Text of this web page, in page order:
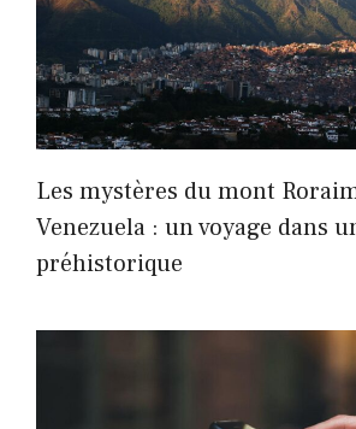
Les mystères du mont
Venezuela : un voyage dans
préhistorique